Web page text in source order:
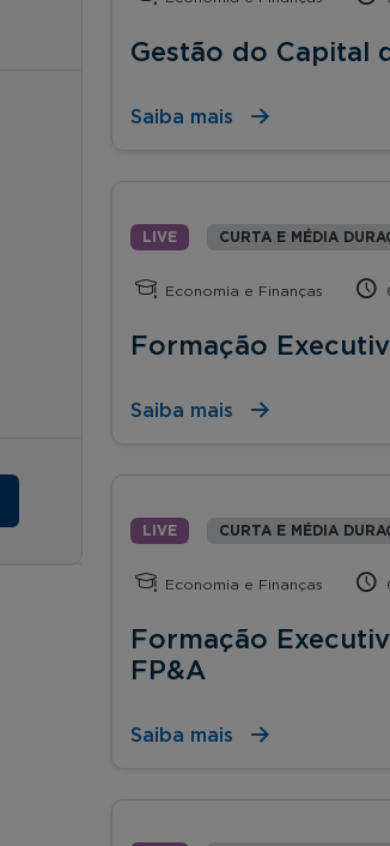
Gestão do Capital
Saiba mais
LIVE CURTA E MÉDIA
Economia e Finanças
Formação
Saiba mais
LIVE CURTA E MÉDIA
Economia e Finanças
Formação
FP&A
Saiba mais